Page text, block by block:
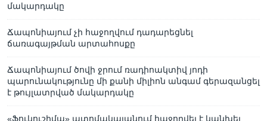
մակարդակը
Ճապոնիայում չի հաջողվում դադարեցնել
ճառագայթման արտահոսքը
Ճապոնիայում ծովի ջրում ռադիոակտիվ յոդի
պարունակությունը մի քանի միլիոն անգամ գերազանցել
է թույլատրված մակարդակը
«Ֆուկուշիմա» ատոմակայանում հաջողվել է կանխել